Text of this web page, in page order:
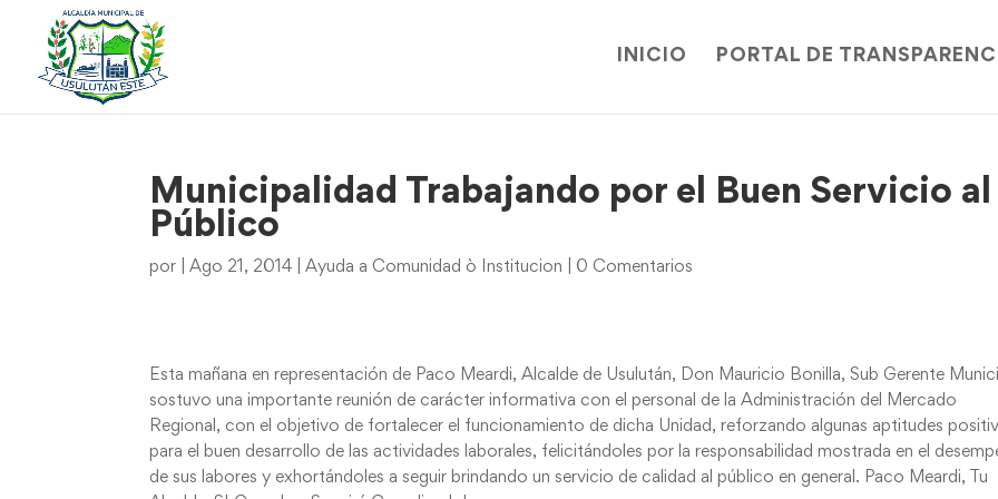
INICIO PORTAL DE
Municipalidad Trabajando por el Buen Servicio al
Público
por |Ago 21, 2014 |Ayuda a Comunidad ò Institucion 0 Comentarios
Esta mañana en representación de Paco Meardi, Alcalde de Usulután, Don Mauricio Bonilla, Sub Gerente
sostuvo una importante reunión de carácter informativa con el personal de la Administración del Mercado
Regional, con el objetivo de fortalecer el funcionamiento de dicha Unidad, reforzando algunas aptitudes
para el buen desarrollo de las actividades laborales, felicitándoles por la responsabilidad mostrada en el
de sus labores y exhortándoles a seguir brindando un servicio de calidad al público en general. Paco Meardi, Tu